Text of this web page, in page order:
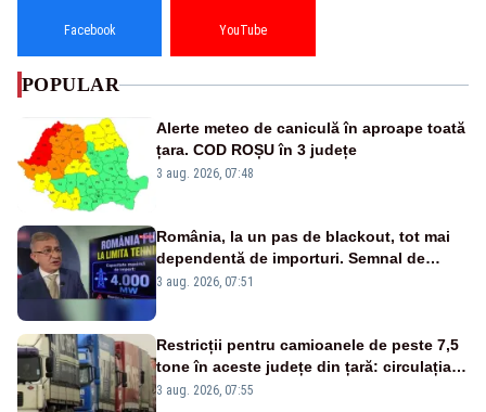
Facebook YouTube
POPULAR
Alerte meteo de caniculă în aproape toată
țara. COD ROȘU în 3 județe
3 aug. 2026, 07:48
România, la un pas de blackout, tot mai
dependentă de importuri. Semnal de
alarmă tras de un expert în energie
3 aug. 2026, 07:51
Restricții pentru camioanele de peste 7,5
tone în aceste județe din țară: circulația
este interzisă luni, între orele 12:00 și
3 aug. 2026, 07:55